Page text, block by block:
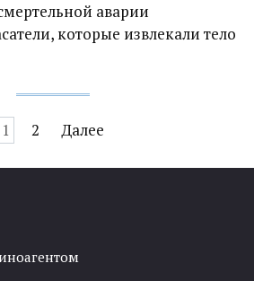
аварии
которые извлекали тело
1 2 Далее